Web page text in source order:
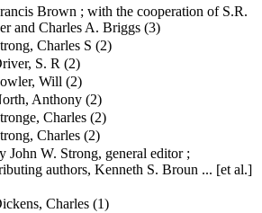
Brown ; with the cooperation of S.R.
and Charles A. Briggs (3)
Charles S (2)
S. R (2)
Will (2)
Anthony (2)
Charles (2)
Charles (2)
John W. Strong, general editor ;
authors, Kenneth S. Broun ... [et al.]
Charles (1)